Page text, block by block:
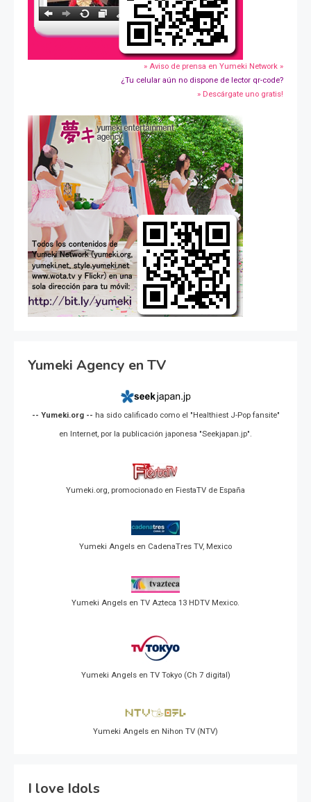
» Aviso de prensa en Yumeki Network »
¿Tu celular aún no dispone de lector qr-code?
» Descárgate uno gratis!
Yumeki Agency en TV
-- Yumeki.org -- ha sido calificado como el "Healthiest J-Pop fansite"
en Internet, por la publicación japonesa "Seekjapan.jp".
Yumeki.org, promocionado en FiestaTV de España
Yumeki Angels en CadenaTres TV, Mexico
Yumeki Angels en TV Azteca 13 HDTV Mexico.
Yumeki Angels en TV Tokyo (Ch 7 digital)
Yumeki Angels en Nihon TV (NTV)
I love Idols